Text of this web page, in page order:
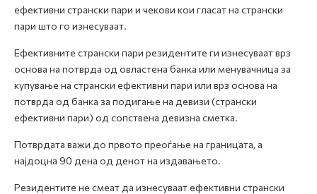
ефективни странски пари и чекови кои гласат на странски
пари што го изнесуваат.
Ефективните странски пари резидентите ги изнесуваат врз
основа на потврда од овластена банка или менувачница за
купување на странски ефективни пари или врз основа на
потврда од банка за подигање на девизи (странски
ефективни пари) од сопствена девизна сметка.
Потврдата важи до првото преоѓање на границата, а
најдоцна 90 дена од денот на издавањето.
Резидентите не смеат да изнесуваат ефективни странски